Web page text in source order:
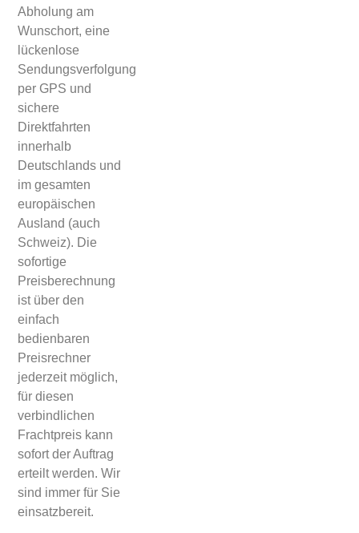
Abholung am
Wunschort, eine
lückenlose
Sendungsverfolgung
per GPS und
sichere
Direktfahrten
innerhalb
Deutschlands und
im gesamten
europäischen
Ausland (auch
Schweiz). Die
sofortige
Preisberechnung
ist über den
einfach
bedienbaren
Preisrechner
jederzeit möglich,
für diesen
verbindlichen
Frachtpreis kann
sofort der Auftrag
erteilt werden. Wir
sind immer für Sie
einsatzbereit.